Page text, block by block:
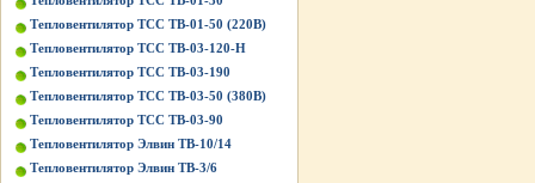
Тепловентилятор ТСС ТВ-01-50 (220В)
Тепловентилятор ТСС ТВ-03-120-Н
Тепловентилятор ТСС ТВ-03-190
Тепловентилятор ТСС ТВ-03-50 (380В)
Тепловентилятор ТСС ТВ-03-90
Тепловентилятор Элвин ТВ-10/14
Тепловентилятор Элвин ТВ-3/6